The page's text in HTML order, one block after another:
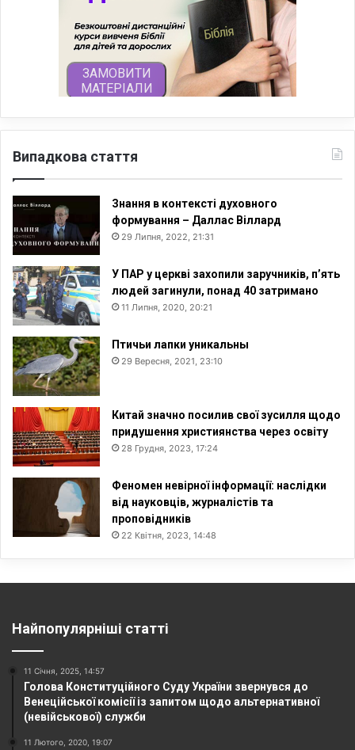
Випадкова стаття
Знання в контексті духовного
формування – Даллас Віллард
29 Липня, 2022, 21:31
У ПАР у церкві захопили заручників, п’ять
людей загинули, понад 40 затримано
11 Липня, 2020, 20:21
Птичьи лапки уникальны
29 Вересня, 2021, 23:10
Китай значно посилив свої зусилля щодо
придушення християнства через освіту
28 Грудня, 2023, 17:24
Феномен невірної інформації: наслідки
від науковців, журналістів та
проповідників
22 Квітня, 2023, 14:48
Найпопулярніші статті
11 Січня, 2025, 14:57
Голова Конституційного Суду України звернувся до
Венеційської комісії із запитом щодо альтернативної
(невійськової) служби
11 Лютого, 2020, 19:07